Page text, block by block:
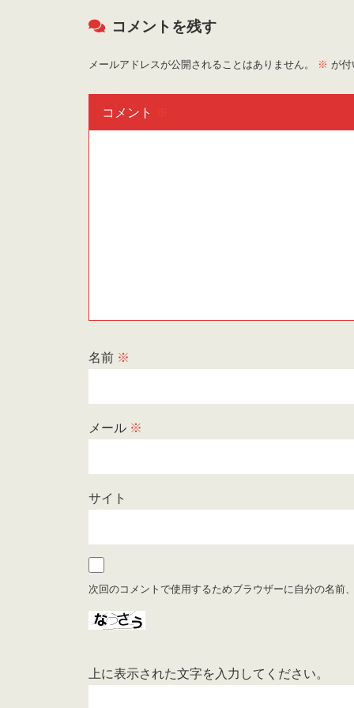
コメントを残す
メールアドレスが公開されることはありません。 ※ が付
コメント
名前 ※
メール ※
サイト
次回のコメントで使用するためブラウザーに自分の名前
上に表示された文字を入力してください。